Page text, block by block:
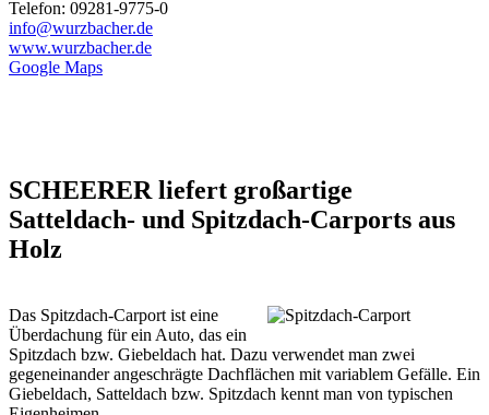
Telefon: 09281-9775-0
info@wurzbacher.de
www.wurzbacher.de
Google Maps
SCHEERER liefert großartige
Satteldach- und Spitzdach-Carports aus
Holz
Das Spitzdach-Carport ist eine
Überdachung für ein Auto, das ein
Spitzdach bzw. Giebeldach hat. Dazu verwendet man zwei
gegeneinander angeschrägte Dachflächen mit variablem Gefälle. Ein
Giebeldach, Satteldach bzw. Spitzdach kennt man von typischen